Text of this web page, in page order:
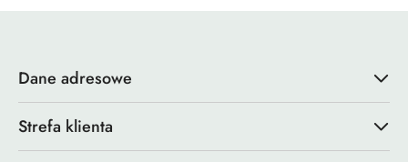
Dane adresowe
Strefa klienta